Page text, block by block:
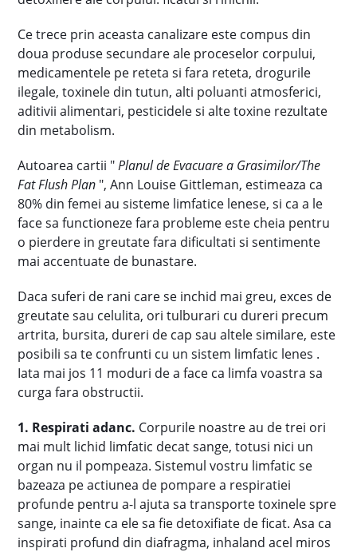
Ce trece prin aceasta canalizare este compus din
doua produse secundare ale proceselor corpului,
medicamentele pe reteta si fara reteta, drogurile
ilegale, toxinele din tutun, alti poluanti atmosferici,
aditivii alimentari, pesticidele si alte toxine rezultate
din metabolism.
Autoarea cartii "Planul de Evacuare a Grasimilor/The
Fat Flush Plan ", Ann Louise Gittleman, estimeaza ca
80% din femei au sisteme limfatice lenese, si ca a le
face sa functioneze fara probleme este cheia pentru
o pierdere in greutate fara dificultati si sentimente
mai accentuate de bunastare.
Daca suferi de rani care se inchid mai greu, exces de
greutate sau celulita, ori tulburari cu dureri precum
artrita, bursita, dureri de cap sau altele similare, este
posibili sa te confrunti cu un sistem limfatic lenes .
Iata mai jos 11 moduri de a face ca limfa voastra sa
curga fara obstructii.
1. Respirati adanc. Corpurile noastre au de trei ori
mai mult lichid limfatic decat sange, totusi nici un
organ nu il pompeaza. Sistemul vostru limfatic se
bazeaza pe actiunea de pompare a respiratiei
profunde pentru a-l ajuta sa transporte toxinele spre
sange, inainte ca ele sa fie detoxifiate de ficat. Asa ca
inspirati profund din diafragma, inhaland acel miros